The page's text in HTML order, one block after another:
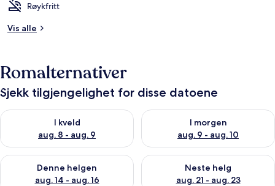
Røykfritt
Vis alle
Romalternativer
Sjekk tilgjengelighet for disse datoene
I kveld
aug. 8 - aug. 9
Sjekk tilgjengelighet for i kveld, aug. 8 - aug. 9
I morgen
aug. 9 - aug. 10
Sjekk tilgjengelighet for i
Denne helgen
aug. 14 - aug. 16
Sjekk tilgjengelighet for denne helgen, aug. 14 - aug. 16
Neste helg
aug. 21 - aug. 23
Sjekk tilgjengelighet for